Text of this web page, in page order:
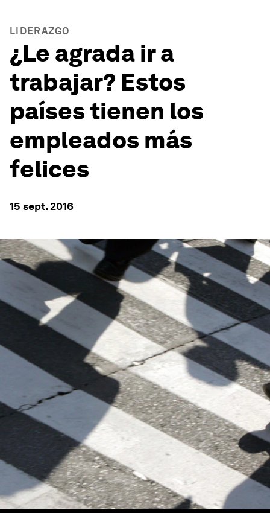
LIDERAZGO
¿Le agrada ir a
trabajar? Estos
países tienen los
empleados más
felices
15 sept. 2016